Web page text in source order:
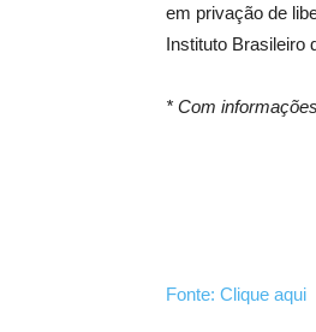
em privação de
Instituto Brasileiro
* Com
Fonte: Clique aqui